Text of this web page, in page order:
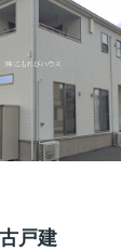
戸建